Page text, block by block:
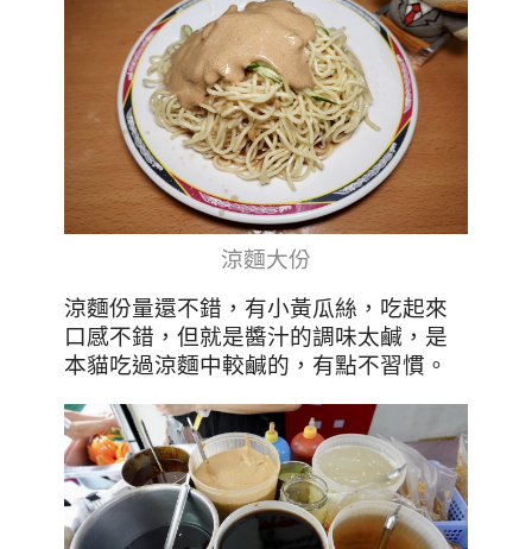
涼麵大份
涼麵份量還不錯，有小黃瓜絲，吃起來
口感不錯，但就是醬汁的調味太鹹，是
本貓吃過涼麵中較鹹的，有點不習慣。